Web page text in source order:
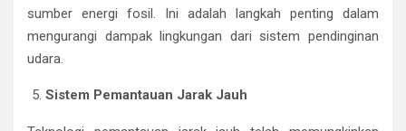
sumber energi fosil. Ini adalah langkah penting dalam
mengurangi dampak lingkungan dari sistem pendinginan
udara.
Sistem Pemantauan Jarak Jauh